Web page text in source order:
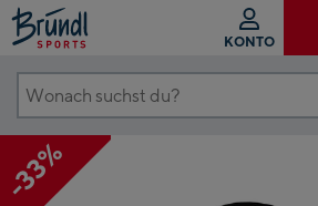
KONTO
Wonach
suchst
du?
-33%